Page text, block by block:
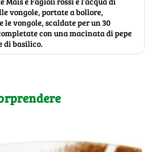
vongole, portate a bollore,
le vongole, scaldate per un 30
con una macinata di pepe
di basilico.